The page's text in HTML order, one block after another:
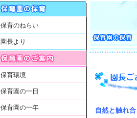
自然と触れ
保育のねらい
園長より
保育環境
保育園の一日
保育園の一年